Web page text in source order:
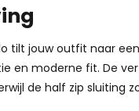
tilt jouw outfit naar
en moderne fit. De
de half zip sluiting